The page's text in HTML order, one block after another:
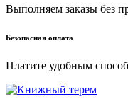
Выполняем заказы без
Безопасная оплата
Платите удобным